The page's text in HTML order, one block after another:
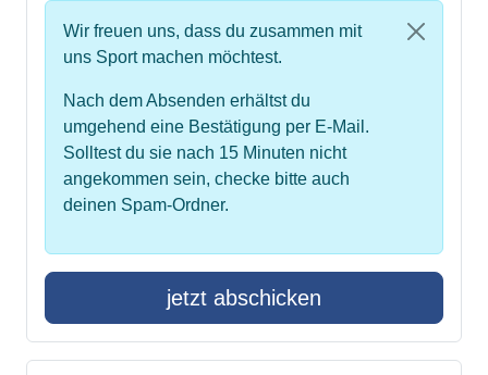
Wir freuen uns, dass du zusammen mit
uns Sport machen möchtest.
Nach dem Absenden erhältst du
umgehend eine Bestätigung per E-Mail.
Solltest du sie nach 15 Minuten nicht
angekommen sein, checke bitte auch
deinen Spam-Ordner.
jetzt abschicken